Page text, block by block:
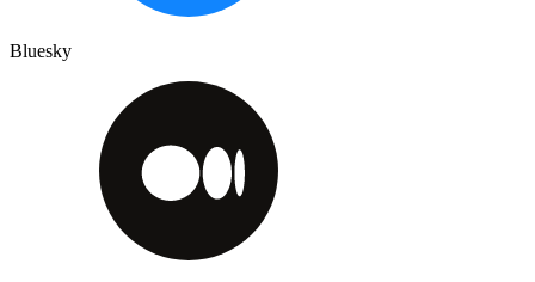
Bluesky